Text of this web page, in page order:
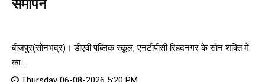
समापन
बीजपुर(सोनभद्र)। डीएवी पब्लिक स्कूल, एनटीपीसी रिहंदनगर के सोन शक्ति में
का....